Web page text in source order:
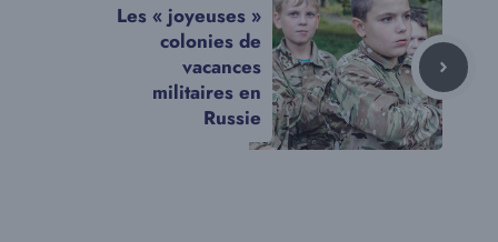
Les « joyeuses »
colonies de
vacances
militaires en
Russie